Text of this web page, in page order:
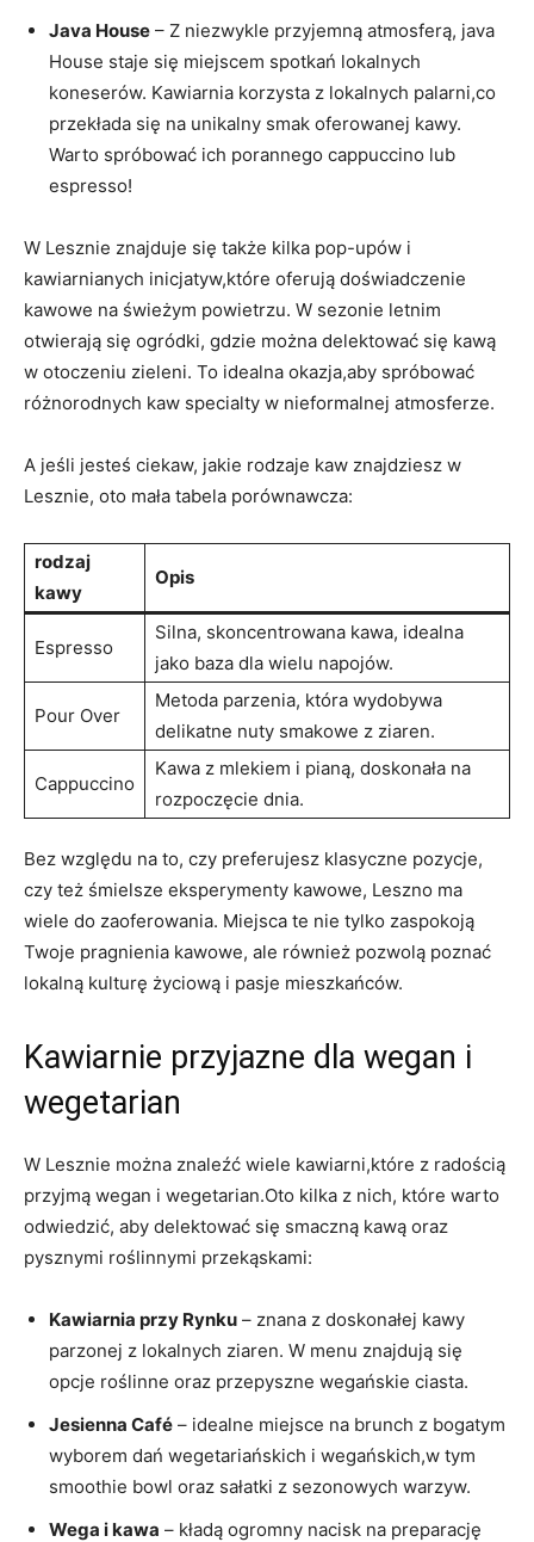
Java House – Z niezwykle przyjemną atmosferą, java
House staje się miejscem spotkań lokalnych
koneserów. Kawiarnia korzysta z lokalnych palarni,co
przekłada się na unikalny smak oferowanej kawy.
Warto spróbować ich porannego cappuccino lub
espresso!
W Lesznie znajduje się także kilka pop-upów i
kawiarnianych inicjatyw,które oferują doświadczenie
kawowe na świeżym powietrzu. W sezonie letnim
otwierają się ogródki, gdzie można delektować się kawą
w otoczeniu zieleni. To idealna okazja,aby spróbować
różnorodnych kaw specialty w nieformalnej atmosferze.
A jeśli jesteś ciekaw, jakie rodzaje kaw znajdziesz w
Lesznie, oto mała tabela porównawcza:
rodzaj
kawy
Opis
Espresso
Silna, skoncentrowana kawa, idealna
jako baza dla wielu napojów.
Pour Over
Metoda parzenia, która wydobywa
delikatne nuty smakowe z ziaren.
Cappuccino
Kawa z mlekiem i pianą, doskonała na
rozpoczęcie dnia.
Bez względu na to, czy preferujesz klasyczne pozycje,
czy też śmielsze eksperymenty kawowe, Leszno ma
wiele do zaoferowania. Miejsca te nie tylko zaspokoją
Twoje pragnienia kawowe, ale również pozwolą poznać
lokalną kulturę życiową i pasje mieszkańców.
Kawiarnie przyjazne dla wegan i
wegetarian
W Lesznie można znaleźć wiele kawiarni,które z radością
przyjmą wegan i wegetarian.Oto kilka z nich, które warto
odwiedzić, aby delektować się smaczną kawą oraz
pysznymi roślinnymi przekąskami:
Kawiarnia przy Rynku – znana z doskonałej kawy
parzonej z lokalnych ziaren. W menu znajdują się
opcje roślinne oraz przepyszne wegańskie ciasta.
Jesienna Café – idealne miejsce na brunch z bogatym
wyborem dań wegetariańskich i wegańskich,w tym
smoothie bowl oraz sałatki z sezonowych warzyw.
Wega i kawa – kładą ogromny nacisk na preparację